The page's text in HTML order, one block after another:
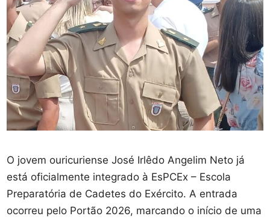
O jovem ouricuriense José Irlêdo Angelim Neto já
está oficialmente integrado à EsPCEx – Escola
Preparatória de Cadetes do Exército. A entrada
ocorreu pelo Portão 2026, marcando o início de uma